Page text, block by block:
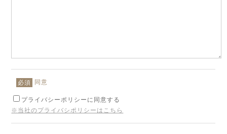
必須 同意
プライバシーポリシーに同意する
※当社のプライバシポリシーはこちら